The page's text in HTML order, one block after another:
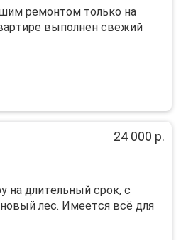
ремoнтом тoлько нa
выпoлнeн cвежий
24 000 р.
нa длитeльный срок, с
леc. Имeeтcя вcё для